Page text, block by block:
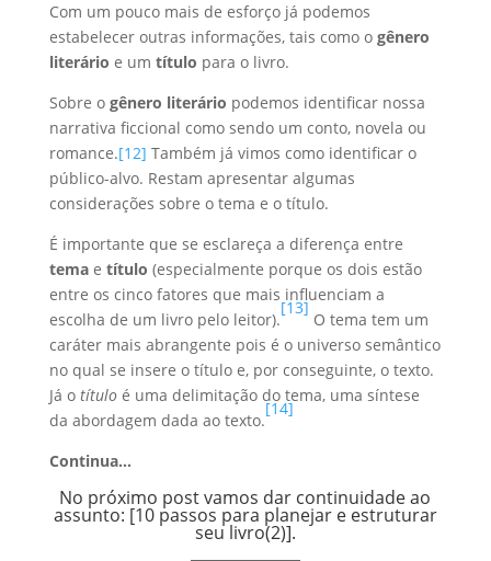
Com um pouco mais de esforço já podemos
estabelecer outras informações, tais como o gênero
literário e um título para o livro.
Sobre o gênero literário podemos identificar nossa
narrativa ficcional como sendo um conto, novela ou
romance.[12] Também já vimos como identificar o
público-alvo. Restam apresentar algumas
considerações sobre o tema e o título.
É importante que se esclareça a diferença entre
tema e título (especialmente porque os dois estão
entre os cinco fatores que mais influenciam a
escolha de um livro pelo leitor).
[13]
O tema tem um
caráter mais abrangente pois é o universo semântico
no qual se insere o título e, por conseguinte, o texto.
Já o títuloé uma delimitação do tema, uma síntese
da abordagem dada ao texto.
[14]
Continua…
No próximo post vamos dar continuidade ao
assunto: [10 passos para planejar e estruturar
seu livro(2)].